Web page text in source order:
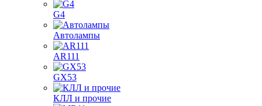
G4
Автолампы
AR111
GX53
КЛЛ и прочие